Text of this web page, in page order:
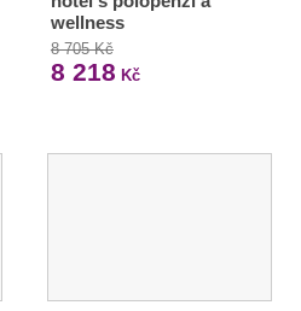
wellness
8 705 Kč
8 218 Kč